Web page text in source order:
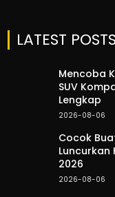
LATEST POSTS
Mencoba
SUV
Lengkap
2026-08-06
Cocok
Luncurkan
2026
2026-08-06